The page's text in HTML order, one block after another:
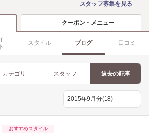
スタッフ募集を見る
クーポン・メニュー
スタイル ブログ 口コミ
カテゴリ スタッフ 過去の記事
おすすめスタイル